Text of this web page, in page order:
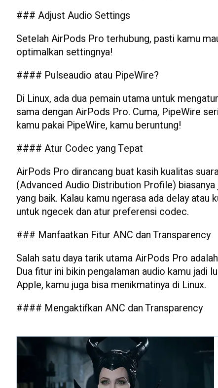
### Adjust Audio Settings
Setelah AirPods Pro terhubung, pasti kamu
optimalkan settingnya!
#### Pulseaudio atau PipeWire?
Di Linux, ada dua pemain utama untuk
sama dengan AirPods Pro. Cuma, PipeWire
kamu pakai PipeWire, kamu beruntung!
#### Atur Codec yang Tepat
AirPods Pro dirancang buat kasih kualitas
(Advanced Audio Distribution Profile)
yang baik. Kalau kamu ngerasa ada delay
untuk ngecek dan atur preferensi codec.
### Manfaatkan Fitur ANC dan Transparency
Salah satu daya tarik utama AirPods Pro
Dua fitur ini bikin pengalaman audio kamu
Apple, kamu juga bisa menikmatinya di Linux.
#### Mengaktifkan ANC dan Transparency